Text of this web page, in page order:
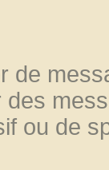
de
ou de